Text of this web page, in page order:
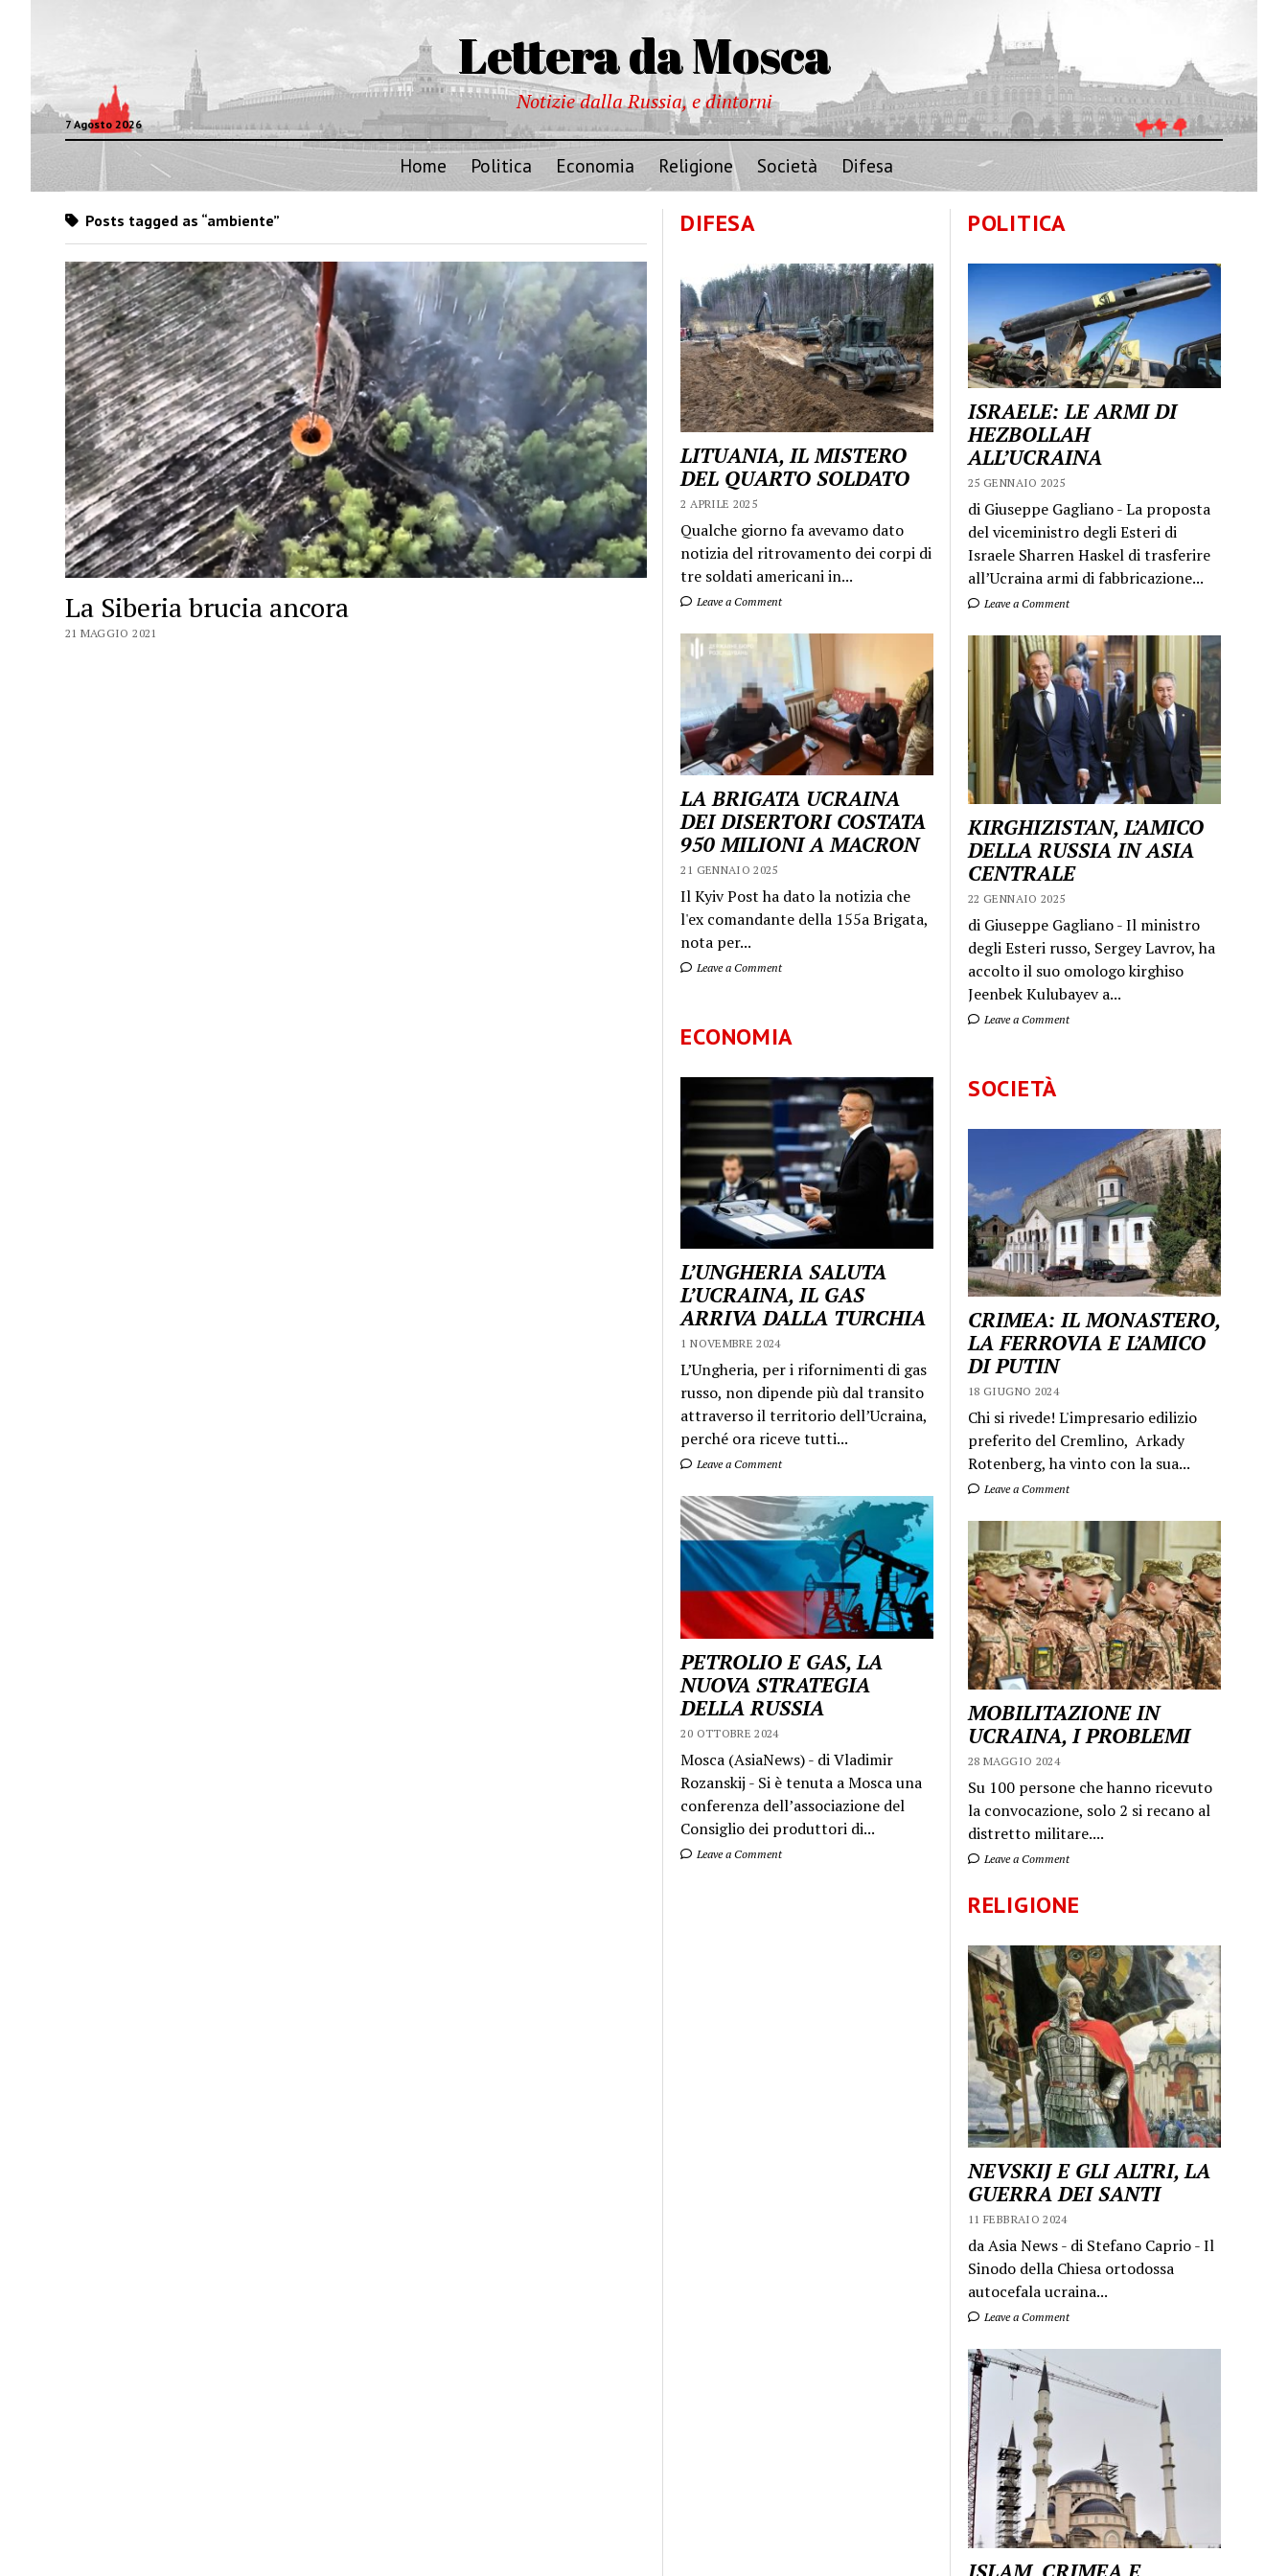
Lettera da Mosca
7 Agosto 2026
Notizie dalla Russia, e dintorni
Home Politica Economia Religione Società Difesa
POLITICA
ISRAELE: LE ARMI DI
HEZBOLLAH
ALL’UCRAINA
25 GENNAIO 2025
di Giuseppe Gagliano - La proposta
del viceministro degli Esteri di
Israele Sharren Haskel di trasferire
all’Ucraina armi di fabbricazione...
Leave a Comment
KIRGHIZISTAN, L’AMICO
DELLA RUSSIA IN ASIA
CENTRALE
22 GENNAIO 2025
di Giuseppe Gagliano - Il ministro
degli Esteri russo, Sergey Lavrov, ha
accolto il suo omologo kirghiso
Jeenbek Kulubayev a...
Leave a Comment
SOCIETÀ
CRIMEA: IL MONASTERO,
LA FERROVIA E L’AMICO
DI PUTIN
18 GIUGNO 2024
Chi si rivede! L'impresario edilizio
preferito del Cremlino, Arkady
Rotenberg, ha vinto con la sua...
Leave a Comment
MOBILITAZIONE IN
UCRAINA, I PROBLEMI
28 MAGGIO 2024
Su 100 persone che hanno ricevuto
la convocazione, solo 2 si recano al
distretto militare....
Leave a Comment
RELIGIONE
NEVSKIJ E GLI ALTRI, LA
GUERRA DEI SANTI
11 FEBBRAIO 2024
da Asia News - di Stefano Caprio - Il
Sinodo della Chiesa ortodossa
autocefala ucraina...
Leave a Comment
Posts tagged as “ambiente”
La Siberia brucia ancora
21 MAGGIO 2021
DIFESA
LITUANIA, IL MISTERO
DEL QUARTO SOLDATO
2 APRILE 2025
Qualche giorno fa avevamo dato
notizia del ritrovamento dei corpi di
tre soldati americani in...
Leave a Comment
LA BRIGATA UCRAINA
DEI DISERTORI COSTATA
950 MILIONI A MACRON
21 GENNAIO 2025
Il Kyiv Post ha dato la notizia che
l'ex comandante della 155a Brigata,
nota per...
Leave a Comment
ECONOMIA
L’UNGHERIA SALUTA
L’UCRAINA, IL GAS
ARRIVA DALLA TURCHIA
1 NOVEMBRE 2024
L’Ungheria, per i rifornimenti di gas
russo, non dipende più dal transito
attraverso il territorio dell’Ucraina,
perché ora riceve tutti...
Leave a Comment
PETROLIO E GAS, LA
NUOVA STRATEGIA
DELLA RUSSIA
20 OTTOBRE 2024
Mosca (AsiaNews) - di Vladimir
Rozanskij - Si è tenuta a Mosca una
conferenza dell’associazione del
Consiglio dei produttori di...
Leave a Comment